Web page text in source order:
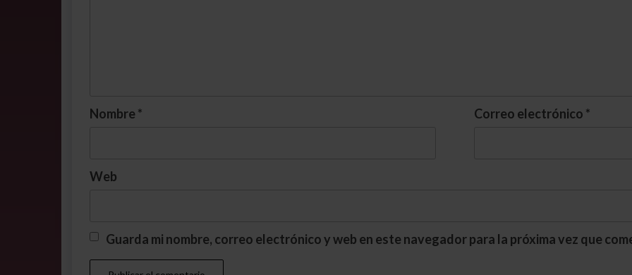
Nombre * Correo electrónico *
Web
Guarda mi nombre, correo electrónico y web en este navegador para la próxima vez que